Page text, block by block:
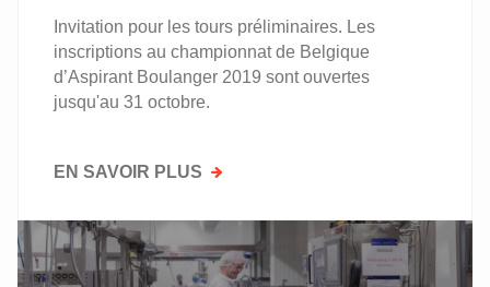
Invitation pour les tours préliminaires. Les
inscriptions au championnat de Belgique
d’Aspirant Boulanger 2019 sont ouvertes
jusqu'au 31 octobre.
EN SAVOIR PLUS SUR
DE
BELGIQUE
ASPIRANT